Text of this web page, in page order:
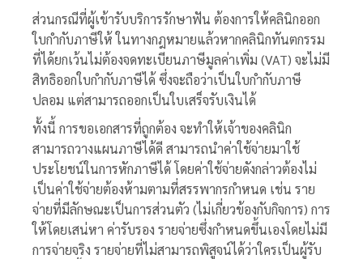
ส่วนกรณีที่ผู้เข้ารับบริการรักษาฟัน ต้องการให้คลินิกออก
ใบกำกับภาษีให้ ในทางกฎหมายแล้วหากคลินิกทันตกรรม
ที่ได้ยกเว้นไม่ต้องจดทะเบียนภาษีมูลค่าเพิ่ม (VAT) จะไม่มี
สิทธิออกใบกำกับภาษีได้ ซึ่งจะถือว่าเป็นใบกำกับภาษี
ปลอม แต่สามารถออกเป็นใบเสร็จรับเงินได้
ทั้งนี้ การขอเอกสารที่ถูกต้อง จะทำให้เจ้าของคลินิก
สามารถวางแผนภาษีได้ดี สามารถนำค่าใช้จ่ายมาใช้
ประโยชน์ในการหักภาษีได้ โดยค่าใช้จ่ายดังกล่าวต้องไม่
เป็นค่าใช้จ่ายต้องห้ามตามที่สรรพากรกำหนด เช่น ราย
จ่ายที่มีลักษณะเป็นการส่วนตัว (ไม่เกี่ยวข้องกับกิจการ) การ
ให้โดยเสน่หา ค่ารับรอง รายจ่ายซึ่งกำหนดขึ้นเองโดยไม่มี
การจ่ายจริง รายจ่ายที่ไม่สามารถพิสูจน์ได้ว่าใครเป็นผู้รับ